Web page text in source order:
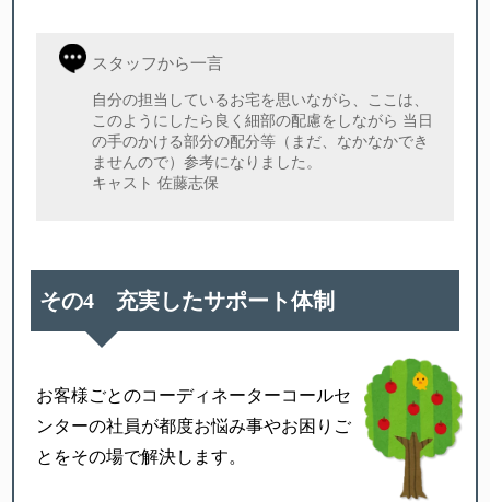
スタッフから一言
自分の担当しているお宅を思いながら、ここは、
このようにしたら良く細部の配慮をしながら 当日
の手のかける部分の配分等（まだ、なかなかでき
ませんので）参考になりました。
キャスト 佐藤志保
その4 充実したサポート体制
お客様ごとのコーディネーターコールセ
ンターの社員が都度お悩み事やお困りご
とをその場で解決します。